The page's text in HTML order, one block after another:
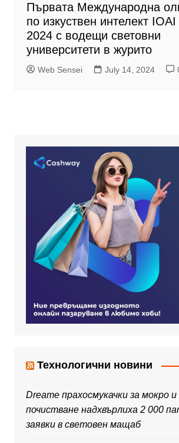
Първата Международна
по изкуствен интелект
2024 с водещи световни
университети в журито
Web Sensei July 14, 2024
Технологични новини
Dreame прахосмукачки за мокро и
почистване надхвърлиха 2 000
заявки в световен мащаб